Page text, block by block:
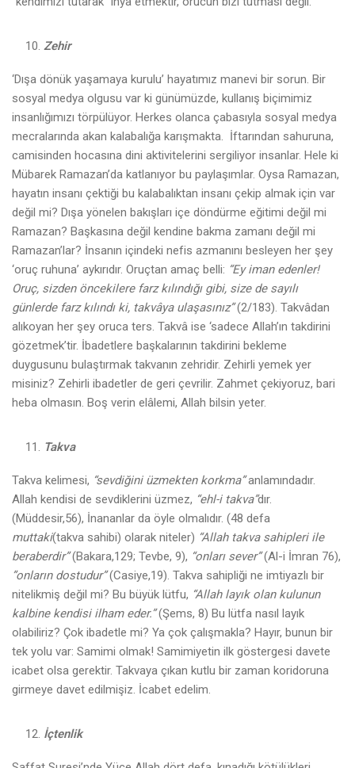
Zehir
‘Dışa dönük yaşamaya kurulu’ hayatımız manevi bir sorun. Bir
sosyal medya olgusu var ki günümüzde, kullanış biçimimiz
insanlığımızı törpülüyor. Herkes olanca çabasıyla sosyal medya
mecralarında akan kalabalığa karışmakta. İftarından sahuruna,
camisinden hocasına dini aktivitelerini sergiliyor insanlar. Hele ki
Mübarek Ramazan’da katlanıyor bu paylaşımlar. Oysa Ramazan,
hayatın insanı çektiği bu kalabalıktan insanı çekip almak için var
değil mi? Dışa yönelen bakışları içe döndürme eğitimi değil mi
Ramazan? Başkasına değil kendine bakma zamanı değil mi
Ramazan’lar? İnsanın içindeki nefis azmanını besleyen her şey
‘oruç ruhuna’ aykırıdır. Oruçtan amaç belli: “Ey iman edenler!
Oruç, sizden öncekilere farz kılındığı gibi, size de sayılı
günlerde farz kılındı ki, takvâya ulaşasınız”(2/183). Takvâdan
alıkoyan her şey oruca ters. Takvâ ise ‘sadece Allah’ın takdirini
gözetmek’tir. İbadetlere başkalarının takdirini bekleme
duygusunu bulaştırmak takvanın zehridir. Zehirli yemek yer
misiniz? Zehirli ibadetler de geri çevrilir. Zahmet çekiyoruz, bari
heba olmasın. Boş verin elâlemi, Allah bilsin yeter.
Takva
Takva kelimesi, “sevdiğini üzmekten korkma”anlamındadır.
Allah kendisi de sevdiklerini üzmez, “ehl-i takva”dır.
(Müddesir,56), İnananlar da öyle olmalıdır. (48 defa
muttaki(takva sahibi) olarak niteler) “Allah takva sahipleri ile
beraberdir”(Bakara,129; Tevbe, 9), “onları sever”(Al-i İmran 76),
”onların dostudur”(Casiye,19). Takva sahipliği ne imtiyazlı bir
nitelikmiş değil mi? Bu büyük lütfu, “Allah layık olan kulunun
kalbine kendisi ilham eder.”(Şems, 8) Bu lütfa nasıl layık
olabiliriz? Çok ibadetle mi? Ya çok çalışmakla? Hayır, bunun bir
tek yolu var: Samimi olmak! Samimiyetin ilk göstergesi davete
icabet olsa gerektir. Takvaya çıkan kutlu bir zaman koridoruna
girmeye davet edilmişiz. İcabet edelim.
İçtenlik